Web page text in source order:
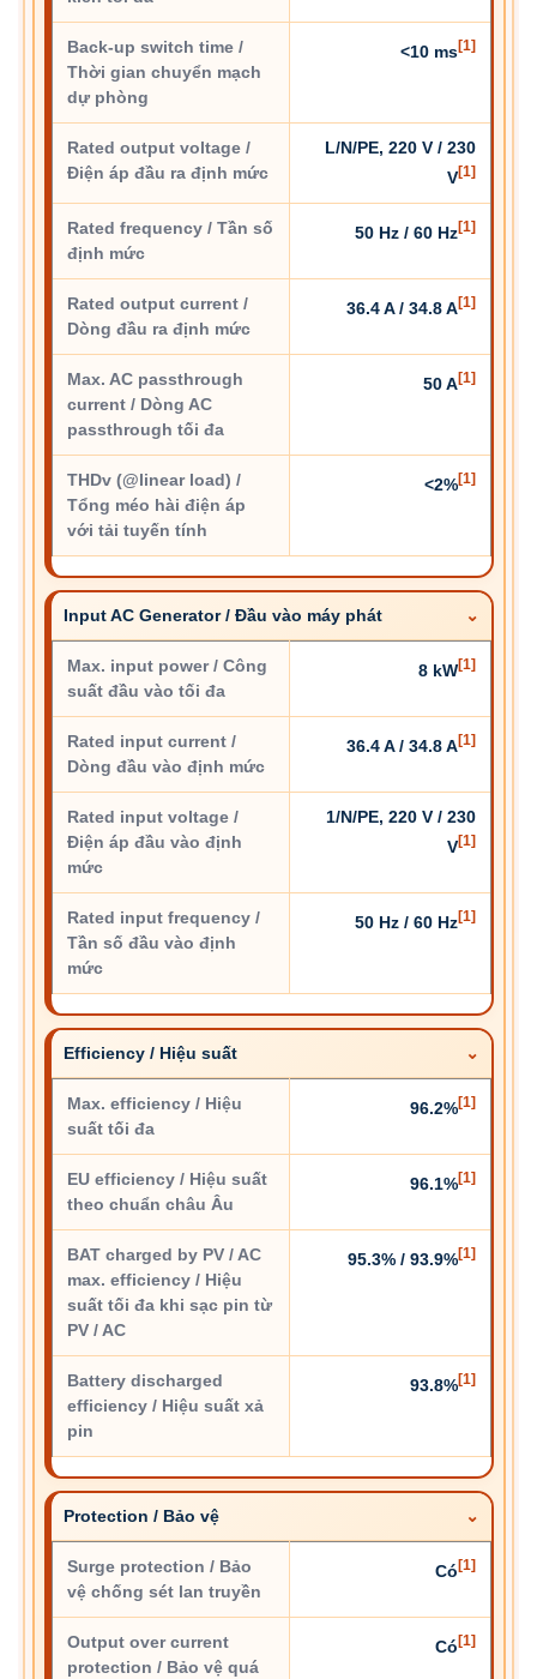
Back-up switch time /
Thời gian chuyển mạch
dự phòng
<10 ms[1]
Rated output voltage /
Điện áp đầu ra định mức
L/N/PE, 220 V / 230
V[1]
Rated frequency / Tần số
định mức
50 Hz / 60 Hz[1]
Rated output current /
Dòng đầu ra định mức
36.4 A / 34.8 A[1]
Max. AC passthrough
current / Dòng AC
passthrough tối đa
50 A[1]
THDv (@linear load) /
Tổng méo hài điện áp
với tải tuyến tính
<2%[1]
Input AC Generator / Đầu vào máy phát
Max. input power / Công
suất đầu vào tối đa
8 kW[1]
Rated input current /
Dòng đầu vào định mức
36.4 A / 34.8 A[1]
Rated input voltage /
Điện áp đầu vào định
mức
1/N/PE, 220 V / 230
V[1]
Rated input frequency /
Tần số đầu vào định
mức
50 Hz / 60 Hz[1]
Efficiency / Hiệu suất
Max. efficiency / Hiệu
suất tối đa
96.2%[1]
EU efficiency / Hiệu suất
theo chuẩn châu Âu
96.1%[1]
BAT charged by PV / AC
max. efficiency / Hiệu
suất tối đa khi sạc pin từ
PV / AC
95.3% / 93.9%[1]
Battery discharged
efficiency / Hiệu suất xả
pin
93.8%[1]
Protection / Bảo vệ
Surge protection / Bảo
vệ chống sét lan truyền
Có [1]
Output over current
protection / Bảo vệ quá
Có [1]